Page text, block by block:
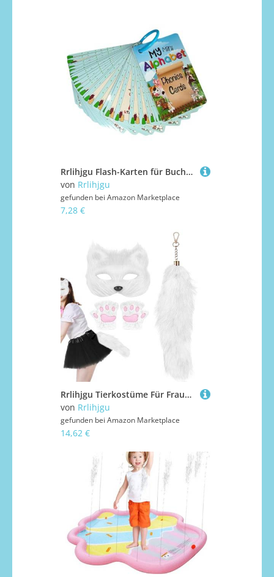
Rrlihjgu Flash-Karten für Buchstaben, Alphabetkarten, 26 Stück, Lernkarten mit Buchstaben für und Mädchen, Vorschulaktivitäten
von Rrlihjgu
gefunden bei Amazon Marketplace
7,28 €
Rrlihjgu Tierkostüme Für Frauen - Rollenspiel Kostüm,Rollenspiel Zubehör Niedliche Dekorative Pfotenhandschuhe Maske Schwanz Für Halloween Cosplay Maskerade
von Rrlihjgu
gefunden bei Amazon Marketplace
14,62 €